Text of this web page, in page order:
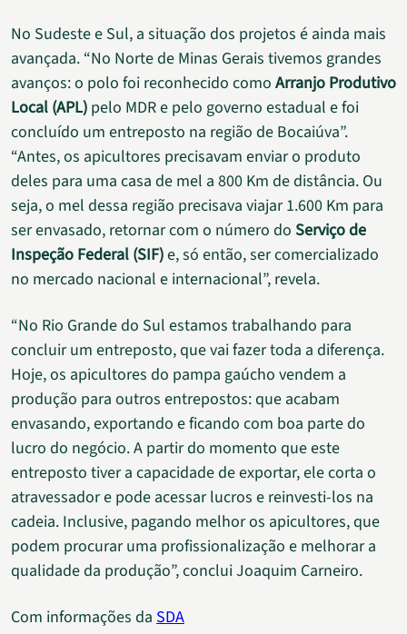
No Sudeste e Sul, a situação dos projetos é ainda mais
avançada. “No Norte de Minas Gerais tivemos grandes
avanços: o polo foi reconhecido como Arranjo Produtivo
Local (APL) pelo MDR e pelo governo estadual e foi
concluído um entreposto na região de Bocaiúva”.
“Antes, os apicultores precisavam enviar o produto
deles para uma casa de mel a 800 Km de distância. Ou
seja, o mel dessa região precisava viajar 1.600 Km para
ser envasado, retornar com o número do Serviço de
Inspeção Federal (SIF)e, só então, ser comercializado
no mercado nacional e internacional”, revela.
“No Rio Grande do Sul estamos trabalhando para
concluir um entreposto, que vai fazer toda a diferença.
Hoje, os apicultores do pampa gaúcho vendem a
produção para outros entrepostos: que acabam
envasando, exportando e ficando com boa parte do
lucro do negócio. A partir do momento que este
entreposto tiver a capacidade de exportar, ele corta o
atravessador e pode acessar lucros e reinvesti-los na
cadeia. Inclusive, pagando melhor os apicultores, que
podem procurar uma profissionalização e melhorar a
qualidade da produção”, conclui Joaquim Carneiro.
Com informações da SDA